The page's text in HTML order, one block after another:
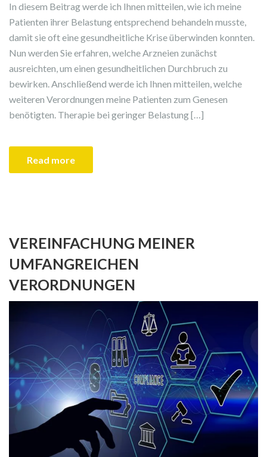
In diesem Beitrag werde ich Ihnen mitteilen, wie ich meine
Patienten ihrer Belastung entsprechend behandeln musste,
damit sie oft eine gesundheitliche Krise überwinden konnten.
Nun werden Sie erfahren, welche Arzneien zunächst
ausreichten, um einen gesundheitlichen Durchbruch zu
bewirken. Anschließend werde ich Ihnen mitteilen, welche
weiteren Verordnungen meine Patienten zum Genesen
benötigten. Therapie bei geringer Belastung […]
Read more
VEREINFACHUNG MEINER
UMFANGREICHEN
VERORDNUNGEN